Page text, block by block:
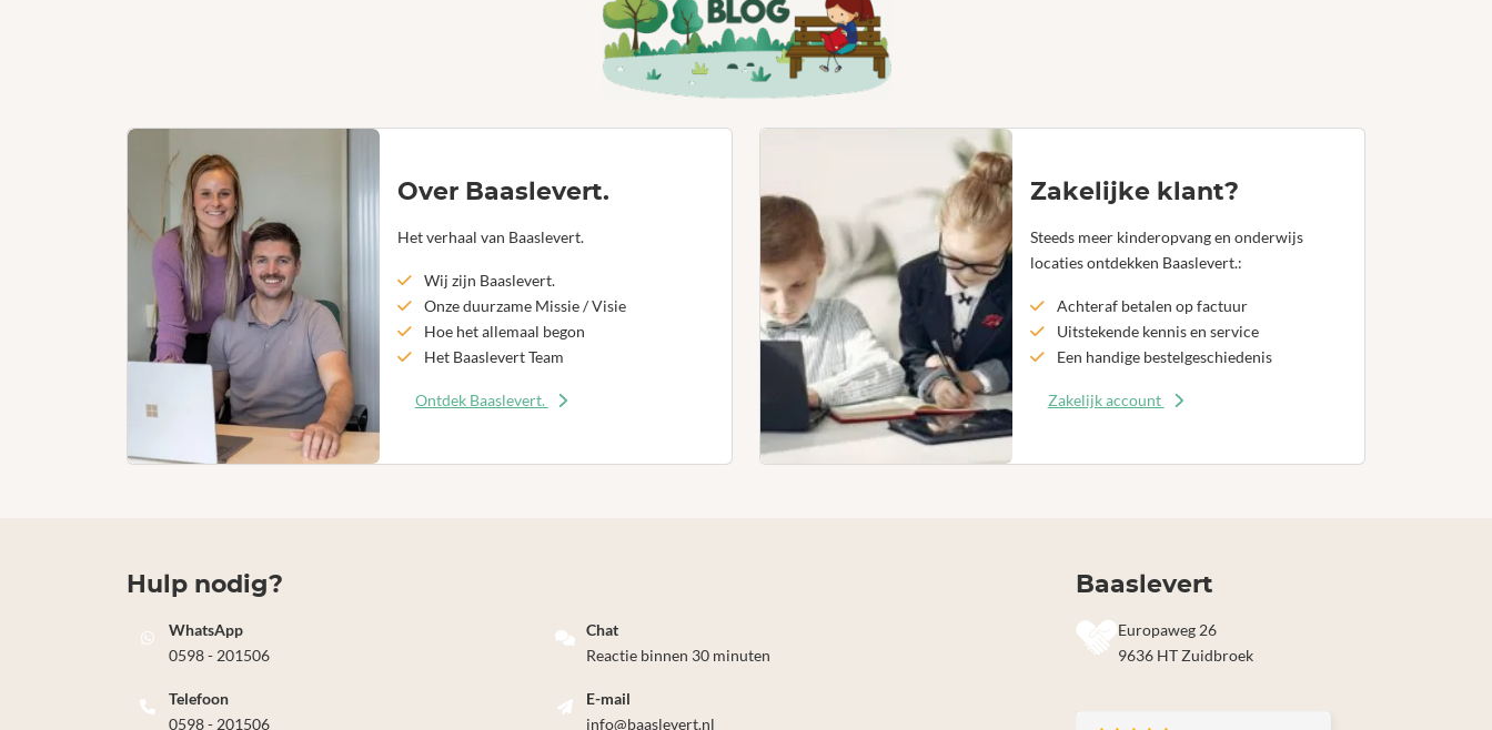
Over Baaslevert.
Het verhaal van Baaslevert.
Wij zijn Baaslevert.
Onze duurzame Missie / Visie
Hoe het allemaal begon
Het Baaslevert Team
Ontdek Baaslevert.
Zakelijke klant?
Steeds meer kinderopvang en onderwijs
locaties ontdekken Baaslevert.:
Achteraf betalen op factuur
Uitstekende kennis en service
Een handige bestelgeschiedenis
Zakelijk account
Hulp nodig?
WhatsApp
0598 - 201506
Chat
Reactie binnen 30 minuten
Telefoon
0598 - 201506
E-mail
info@baaslevert.nl
Baaslevert
Europaweg 26
9636 HT Zuidbroek